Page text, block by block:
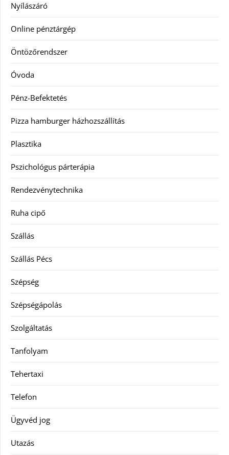
Nyílászáró
Online pénztárgép
Öntözőrendszer
Óvoda
Pénz-Befektetés
Pizza hamburger házhozszállítás
Plasztika
Pszichológus párterápia
Rendezvénytechnika
Ruha cipő
Szállás
Szállás Pécs
Szépség
Szépségápolás
Szolgáltatás
Tanfolyam
Tehertaxi
Telefon
Ügyvéd jog
Utazás